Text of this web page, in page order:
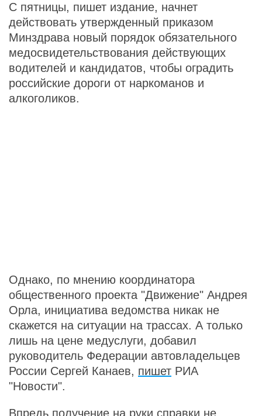
С пятницы, пишет издание, начнет
действовать утвержденный приказом
Минздрава новый порядок обязательного
медосвидетельствования действующих
водителей и кандидатов, чтобы оградить
российские дороги от наркоманов и
алкоголиков.
Однако, по мнению координатора
общественного проекта "Движение" Андрея
Орла, инициатива ведомства никак не
скажется на ситуации на трассах. А только
лишь на цене медуслуги, добавил
руководитель Федерации автовладельцев
России Сергей Канаев, пишет РИА
"Новости".
Впредь получение на руки справки не